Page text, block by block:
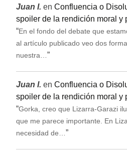
Juan I. en Confluencia o
spoiler de la rendición moral y
“En el fondo del debate que
al artículo publicado veo dos
nuestra…”
Juan I. en Confluencia o
spoiler de la rendición moral y
“Gorka, creo que Lizarra-Garazi
que me parece importante. En
necesidad de… ”